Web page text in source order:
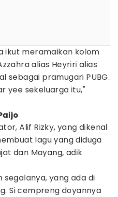
ikut meramaikan kolom
alias Heyriri alias
sebagai pramugari PUBG.
yee sekeluarga itu,"
Alif Rizky, yang dikenal
lagu yang diduga
dan Mayang, adik
yang ada di
Si cempreng doyannya